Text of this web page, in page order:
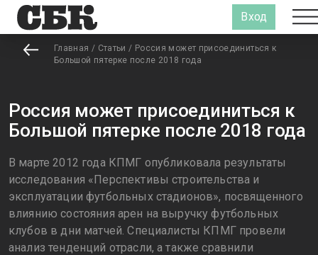
Вход
Главная / Статьи / Россия может присоединиться к
Большой пятерке после 2018 года
Россия может присоединиться к
Большой пятерке после 2018 года
В марте 2012 года КПМГ опубликовала результаты
исследования «Перспективы строительства и
эксплуатации футбольных стадионов», посвященного
влиянию состояния арен на выручку футбольных
клубов в дни матчей. Специалисты КПМГ провели
анализ тенденций отрасли, а также сравнили